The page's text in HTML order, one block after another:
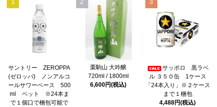
サントリー ZEROPPA
(ゼロッパ) ノンアルコ
ールサワーベース 500
ml ペット ※24本ま
で１個口で梱包可能で
栗駒山 大吟醸
720ml / 1800ml
6,600円(税込)
サッポロ 黒ラベ
ル ３５０缶 1ケース
「24本入り」※２ケース
まで１梱包
4,488円(税込)